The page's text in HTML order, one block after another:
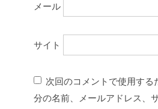
メール
サイト
次回のコメントで使用する
分の名前、メールアドレス、